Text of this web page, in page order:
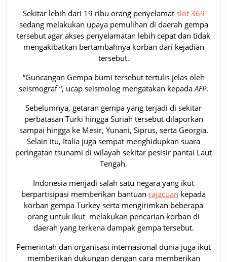
Sekitar lebih dari 19 ribu orang penyelamat slot 369
sedang melakukan upaya pemulihan di daerah gempa
tersebut agar akses penyelamatan lebih cepat dan tidak
mengakibatkan bertambahnya korban dari kejadian
tersebut.
“Guncangan Gempa bumi tersebut tertulis jelas oleh
seismograf “, ucap seismolog mengatakan kepadaAFP.
Sebelumnya, getaran gempa yang terjadi di sekitar
perbatasan Turki hingga Suriah tersebut dilaporkan
sampai hingga ke Mesir, Yunani, Siprus, serta Georgia.
Selain itu, Italia juga sempat menghidupkan suara
peringatan tsunami di wilayah sekitar pesisir pantai Laut
Tengah.
Indonesia menjadi salah satu negara yang ikut
berpartisipasi memberikan bantuan rajacuan kepada
korban gempa Turkey serta mengirimkan beberapa
orang untuk ikut melakukan pencarian korban di
daerah yang terkena dampak gempa tersebut.
Pemerintah dan organisasi internasional dunia juga ikut
memberikan dukungan dengan cara memberikan